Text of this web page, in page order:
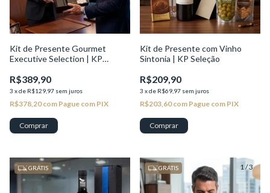
Kit de Presente Gourmet
Executive Selection | KP
R$389,90
3 xde R$129,97 sem juros
R$378,20com Pague com PIX
Kit de Presente com Vinho
Sintonia | KP Seleção
R$209,90
3 xde R$69,97 sem juros
R$203,60com Pague com PIX
1/2
GRÁTIS 1/3
GRÁTIS